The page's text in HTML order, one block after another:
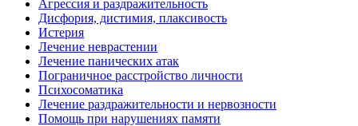
Агрессия и раздражительность
Дисфория, дистимия, плаксивость
Истерия
Лечение неврастении
Лечение панических атак
Пограничное расстройство личности
Психосоматика
Лечение раздражительности и нервозности
Помощь при нарушениях памяти